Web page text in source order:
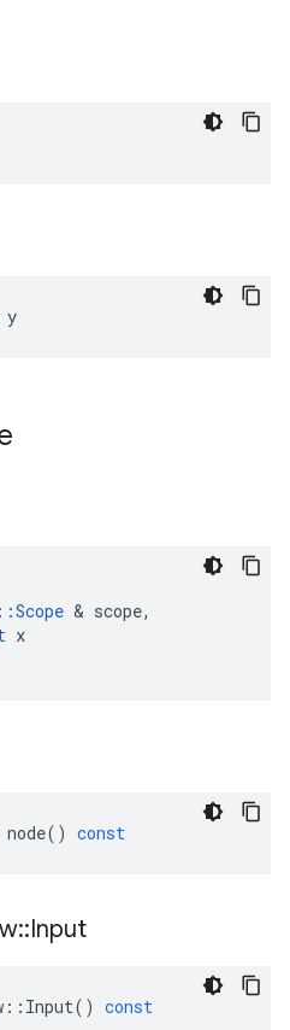
y
::Scope & scope,
x
node() const
::Input
:: Input() const